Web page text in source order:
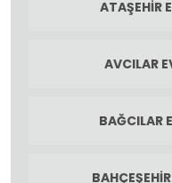
ATAŞEHIR
AVCILAR
BAĞCILAR